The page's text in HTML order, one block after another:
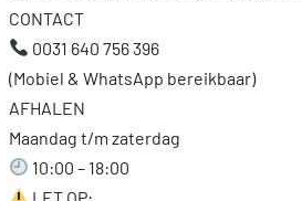
CONTACT
0031 640 756 396
(Mobiel & WhatsApp bereikbaar)
AFHALEN
Maandag t/m zaterdag
10:00 – 18:00